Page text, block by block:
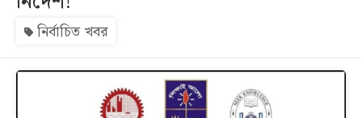
বিভাগ
নির্বাচিত খবর